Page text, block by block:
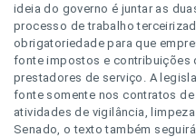
ideia do governo é juntar as
processo de trabalho
obrigatoriedade para que
fonte impostos e
prestadores de serviço. A
fonte somente nos contratos
atividades de vigilância,
Senado, o texto também seguirá